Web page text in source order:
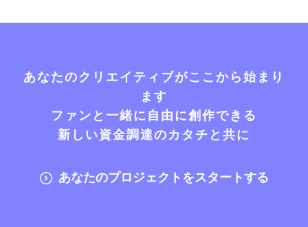
あなたのクリエイティブがここから始まり
ます
ファンと一緒に自由に創作できる
新しい資金調達のカタチと共に
あなたのプロジェクトをスタートする